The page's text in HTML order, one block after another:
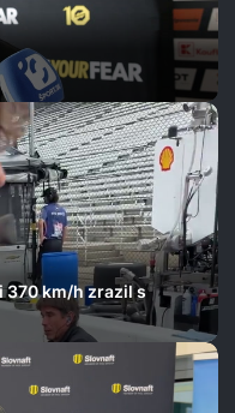
370 km/h zrazil s